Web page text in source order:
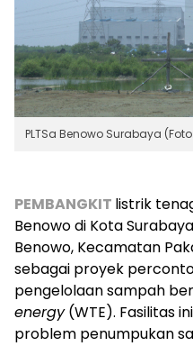
PLTSa Benowo Surabaya
PEMBANGKIT listrik
Benowo di Kota
Benowo, Kecamatan
sebagai proyek
pengelolaan sampah
energy(WTE). Fasilitas
problem penumpukan